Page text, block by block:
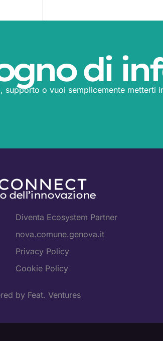
di
supporto o vuoi semplicemente metterti
dell’innovazione
Diventa Ecosystem Partner
nova.comune.genova.it
Privacy Policy
Cookie Policy
by Feat. Ventures